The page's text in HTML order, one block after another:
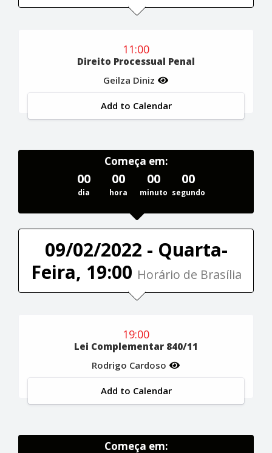
11:00
Direito Processual Penal
Geilza Diniz
Add to Calendar
Começa em:
00
dia
00
hora
00
minuto
00
segundo
09/02/2022 - Quarta-
Feira, 19:00 Horário de Brasília
19:00
Lei Complementar 840/11
Rodrigo Cardoso
Add to Calendar
Começa em: